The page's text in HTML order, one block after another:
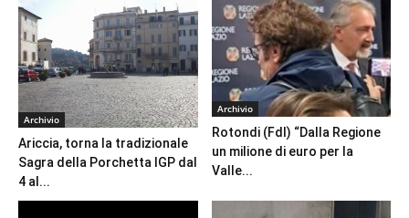
Archivio
Ariccia, torna la tradizionale
Sagra della Porchetta IGP dal
4 al...
Archivio
Rotondi (FdI) “Dalla Regione
un milione di euro per la
Valle...